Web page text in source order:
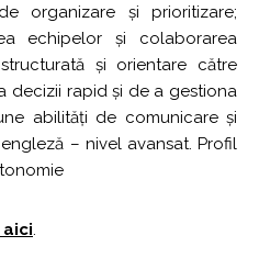
organizare și prioritizare;
echipelor și colaborarea
și orientare către
decizii rapid și de a gestiona
abilități de comunicare și
– nivel avansat. Profil
aici.